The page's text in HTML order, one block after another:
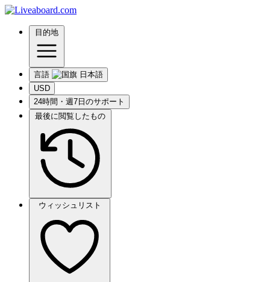
目的地
言語
USD
24時間・週7日のサポート
最後に閲覧したもの
ウィッシュリスト